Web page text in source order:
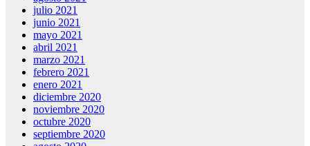
julio 2021
junio 2021
mayo 2021
abril 2021
marzo 2021
febrero 2021
enero 2021
diciembre 2020
noviembre 2020
octubre 2020
septiembre 2020